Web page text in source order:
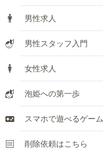
男性求人
男性スタッフ入門
女性求人
泡姫への第一歩
スマホで遊べるゲーム
削除依頼はこちら